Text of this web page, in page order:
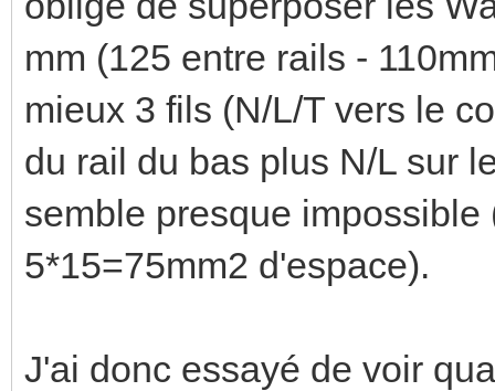
mm (125 entre rails -
mieux 3 fils (N/L/T vers le
du rail du bas plus N/L sur
semble presque
5*15=75mm2 d'espace).
J'ai donc essayé de voir